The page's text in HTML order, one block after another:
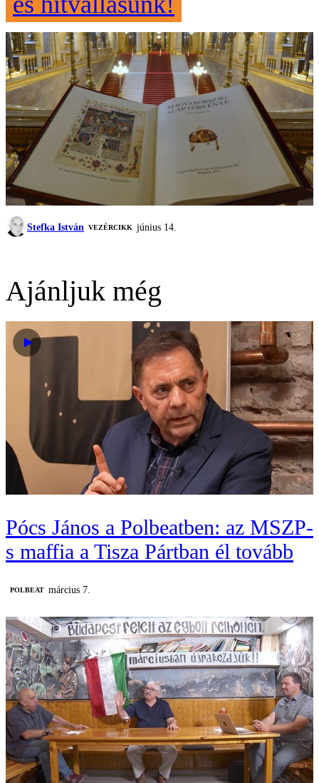
Stefka István VEZÉRCIKK június 14.
Ajánljuk még
Pócs János a Polbeatben: az MSZP-
s maffia a Tisza Pártban él tovább
‎POLBEAT március 7.